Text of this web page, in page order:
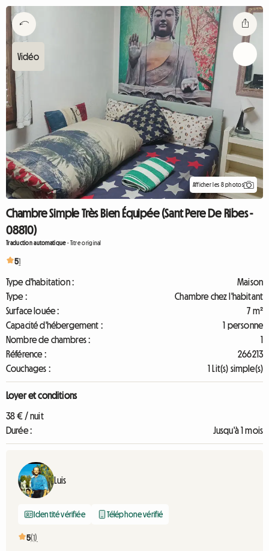
Afficher les 8 photos
Chambre Simple Très Bien Équipée (Sant Pere De Ribes -
08810)
Traduction automatique-Titre original
51
Type d'habitation :
Maison
Type :
Chambre chez l'habitant
Surface louée :
7 m²
Capacité d'hébergement :
1 personne
Nombre de chambres :
1
Référence :
266213
Couchages :
1 Lit(s) simple(s)
Loyer et conditions
38 € / nuit
Durée :
Jusqu'à 1 mois
Luis
Identité vérifiée Téléphone vérifié
5(1)